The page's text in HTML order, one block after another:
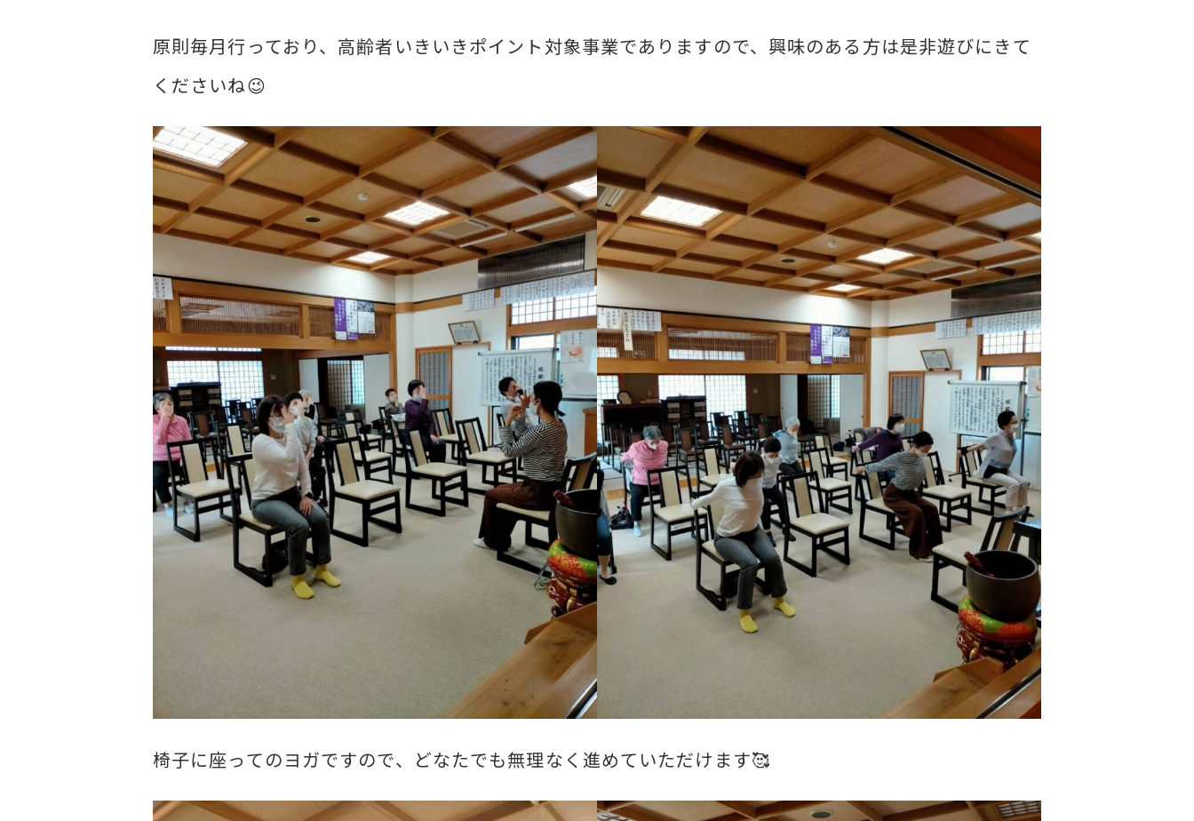
原則毎月行っており、高齢者いきいきポイント対象事業でありますので、興味のある方は是非遊びにきて
くださいね😉
椅子に座ってのヨガですので、どなたでも無理なく進めていただけます🥰